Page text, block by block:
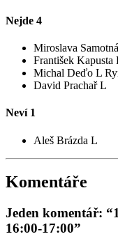
Nejde 4
Miroslava
František Kapusta
Michal Deďo L
David Prachař L
Neví 1
Aleš Brázda L
Komentáře
Jeden komentář:
16:00-17:00”